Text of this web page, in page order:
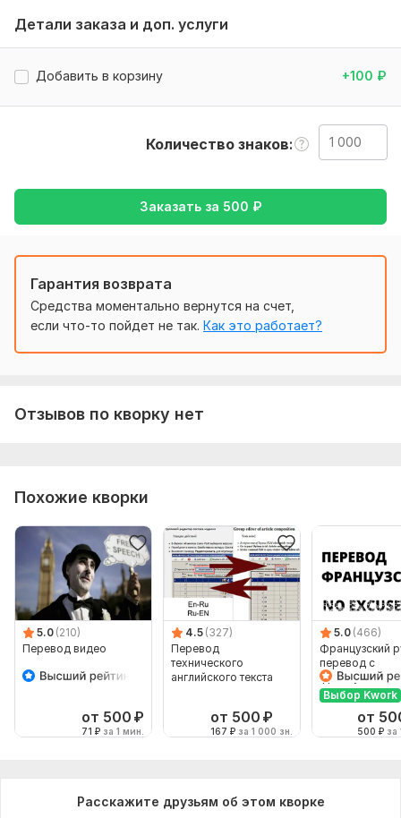
полезен для [целевой аудитории: студентов,
исследователей, специалистов и т.д. ].
«Я очень доволен покупкой.
стиль, терминология), это следует указать заранее.
Детали заказа и доп. услуги
Добавить в корзину +100 ₽
Количество знаков
Заказать за 500 ₽
Гарантия возврата
Средства моментально вернутся на счет,
если что-то пойдет не так. Как это работает?
Отзывов по кворку нет
Похожие кворки
5.0 (210)
Перевод видео
от 500 ₽
71 ₽ за 1 мин.
4.5 (327)
Перевод
технического
английского текста
от 500 ₽
167 ₽ за 1 000 зн.
5.0 (466)
Французский
перевод с
французского
французский
Выбор Kwork
от
500 ₽ за
Расскажите друзьям об этом кворке